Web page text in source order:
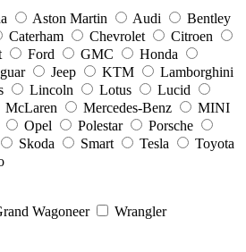
Aston Martin Audi
Bentley
Caterham Chevrolet
Citroen
Ford GMC
Honda
Jeep KTM
Lamborghini
Lincoln Lotus
Lucid
McLaren Mercedes-Benz
MINI
Opel Polestar
Porsche
Skoda Smart Tesla
Toyota
Wagoneer
Wrangler